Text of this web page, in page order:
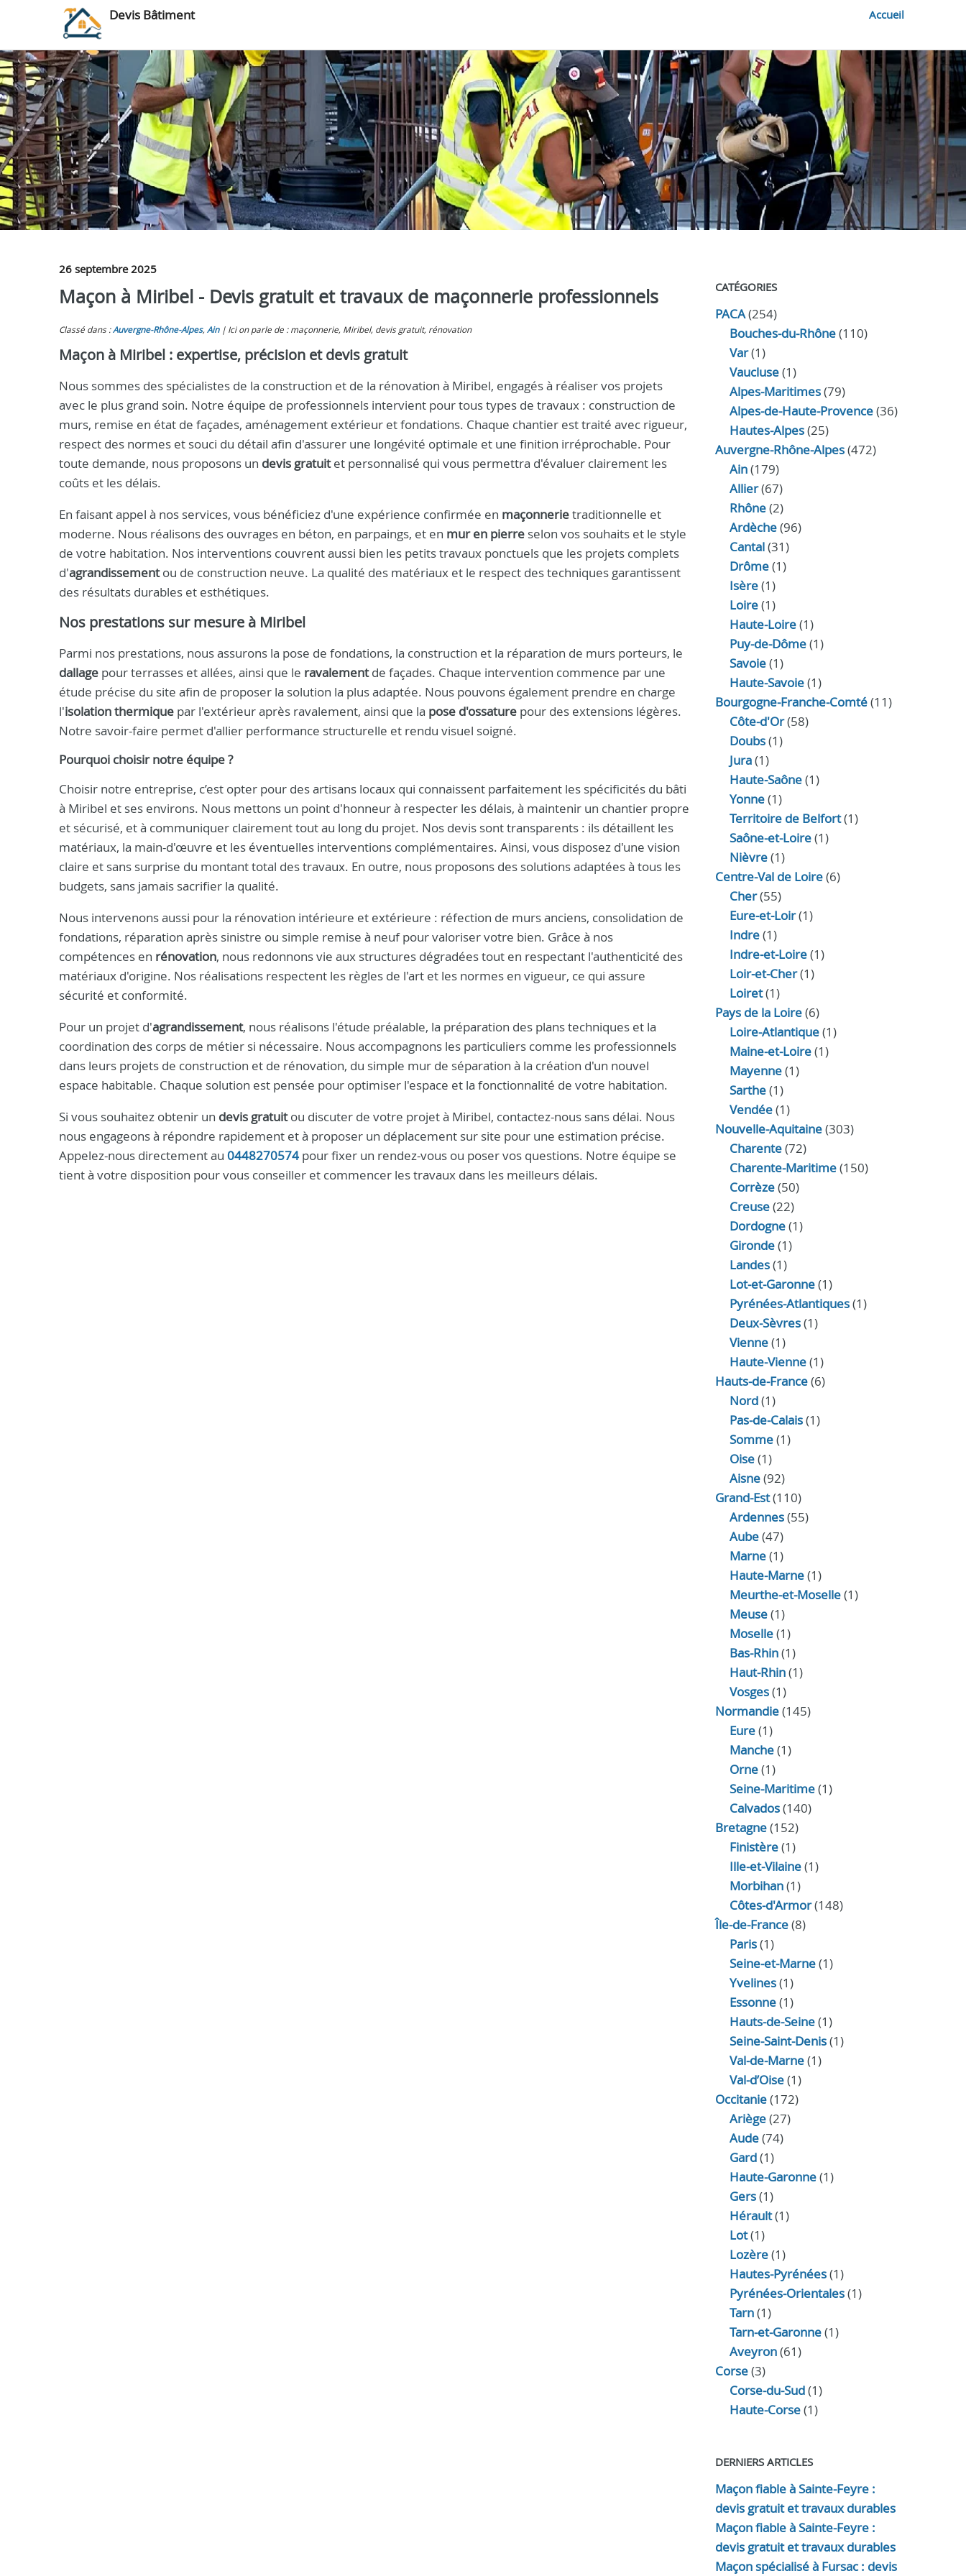
Devis Bâtiment Accueil
26 septembre 2025
Maçon à Miribel - Devis gratuit et travaux de maçonnerie professionnels
Classé dans :Auvergne-Rhône-Alpes, Ain Ici on parle de : maçonnerie, Miribel, devis gratuit, rénovation
Maçon à Miribel : expertise, précision et devis gratuit
Nous sommes des spécialistes de la construction et de la rénovation à Miribel, engagés à réaliser vos projets
avec le plus grand soin. Notre équipe de professionnels intervient pour tous types de travaux : construction de
murs, remise en état de façades, aménagement extérieur et fondations. Chaque chantier est traité avec rigueur,
respect des normes et souci du détail afin d'assurer une longévité optimale et une finition irréprochable. Pour
toute demande, nous proposons un devis gratuitet personnalisé qui vous permettra d'évaluer clairement les
coûts et les délais.
En faisant appel à nos services, vous bénéficiez d'une expérience confirmée en maçonnerietraditionnelle et
moderne. Nous réalisons des ouvrages en béton, en parpaings, et en mur en pierre selon vos souhaits et le style
de votre habitation. Nos interventions couvrent aussi bien les petits travaux ponctuels que les projets complets
d'agrandissementou de construction neuve. La qualité des matériaux et le respect des techniques garantissent
des résultats durables et esthétiques.
Nos prestations sur mesure à Miribel
Parmi nos prestations, nous assurons la pose de fondations, la construction et la réparation de murs porteurs, le
dallage pour terrasses et allées, ainsi que le ravalementde façades. Chaque intervention commence par une
étude précise du site afin de proposer la solution la plus adaptée. Nous pouvons également prendre en charge
l'isolation thermique par l'extérieur après ravalement, ainsi que la pose d'ossature pour des extensions légères.
Notre savoir-faire permet d'allier performance structurelle et rendu visuel soigné.
Pourquoi choisir notre équipe ?
Choisir notre entreprise, c’est opter pour des artisans locaux qui connaissent parfaitement les spécificités du bâti
à Miribel et ses environs. Nous mettons un point d'honneur à respecter les délais, à maintenir un chantier propre
et sécurisé, et à communiquer clairement tout au long du projet. Nos devis sont transparents : ils détaillent les
matériaux, la main-d'œuvre et les éventuelles interventions complémentaires. Ainsi, vous disposez d'une vision
claire et sans surprise du montant total des travaux. En outre, nous proposons des solutions adaptées à tous les
budgets, sans jamais sacrifier la qualité.
Nous intervenons aussi pour la rénovation intérieure et extérieure : réfection de murs anciens, consolidation de
fondations, réparation après sinistre ou simple remise à neuf pour valoriser votre bien. Grâce à nos
compétences en rénovation, nous redonnons vie aux structures dégradées tout en respectant l'authenticité des
matériaux d'origine. Nos réalisations respectent les règles de l'art et les normes en vigueur, ce qui assure
sécurité et conformité.
Pour un projet d'agrandissement, nous réalisons l'étude préalable, la préparation des plans techniques et la
coordination des corps de métier si nécessaire. Nous accompagnons les particuliers comme les professionnels
dans leurs projets de construction et de rénovation, du simple mur de séparation à la création d'un nouvel
espace habitable. Chaque solution est pensée pour optimiser l'espace et la fonctionnalité de votre habitation.
Si vous souhaitez obtenir un devis gratuitou discuter de votre projet à Miribel, contactez-nous sans délai. Nous
nous engageons à répondre rapidement et à proposer un déplacement sur site pour une estimation précise.
Appelez-nous directement au 0448270574 pour fixer un rendez-vous ou poser vos questions. Notre équipe se
tient à votre disposition pour vous conseiller et commencer les travaux dans les meilleurs délais.
CATÉGORIES
PACA(254)
Bouches-du-Rhône(110)
Var(1)
Vaucluse(1)
Alpes-Maritimes(79)
Alpes-de-Haute-Provence(36)
Hautes-Alpes(25)
Auvergne-Rhône-Alpes(472)
Ain(179)
Allier(67)
Rhône(2)
Ardèche(96)
Cantal(31)
Drôme(1)
Isère(1)
Loire(1)
Haute-Loire(1)
Puy-de-Dôme(1)
Savoie(1)
Haute-Savoie(1)
Bourgogne-Franche-Comté(11)
Côte-d'Or(58)
Doubs(1)
Jura(1)
Haute‑Saône(1)
Yonne(1)
Territoire de Belfort(1)
Saône-et-Loire(1)
Nièvre(1)
Centre-Val de Loire(6)
Cher(55)
Eure‑et‑Loir(1)
Indre(1)
Indre‑et‑Loire(1)
Loir‑et‑Cher(1)
Loiret(1)
Pays de la Loire(6)
Loire-Atlantique(1)
Maine-et-Loire(1)
Mayenne(1)
Sarthe(1)
Vendée(1)
Nouvelle-Aquitaine(303)
Charente(72)
Charente-Maritime(150)
Corrèze(50)
Creuse(22)
Dordogne(1)
Gironde(1)
Landes(1)
Lot-et-Garonne(1)
Pyrénées-Atlantiques(1)
Deux-Sèvres(1)
Vienne(1)
Haute-Vienne(1)
Hauts-de-France(6)
Nord(1)
Pas-de-Calais(1)
Somme(1)
Oise(1)
Aisne(92)
Grand-Est(110)
Ardennes(55)
Aube(47)
Marne(1)
Haute-Marne(1)
Meurthe-et-Moselle(1)
Meuse(1)
Moselle(1)
Bas-Rhin(1)
Haut-Rhin(1)
Vosges(1)
Normandie(145)
Eure(1)
Manche(1)
Orne(1)
Seine-Maritime(1)
Calvados(140)
Bretagne(152)
Finistère(1)
Ille-et-Vilaine(1)
Morbihan(1)
Côtes-d'Armor(148)
Île-de-France(8)
Paris(1)
Seine-et-Marne(1)
Yvelines(1)
Essonne(1)
Hauts-de-Seine(1)
Seine-Saint-Denis(1)
Val-de-Marne(1)
Val-d’Oise(1)
Occitanie(172)
Ariège(27)
Aude(74)
Gard(1)
Haute-Garonne(1)
Gers(1)
Hérault(1)
Lot(1)
Lozère(1)
Hautes-Pyrénées(1)
Pyrénées-Orientales(1)
Tarn(1)
Tarn-et-Garonne(1)
Aveyron(61)
Corse(3)
Corse-du-Sud(1)
Haute-Corse(1)
DERNIERS ARTICLES
Maçon fiable à Sainte-Feyre :
devis gratuit et travaux durables
Maçon fiable à Sainte-Feyre :
devis gratuit et travaux durables
Maçon spécialisé à Fursac : devis